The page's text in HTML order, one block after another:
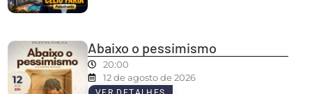
Abaixo o pessimismo
20:00
12 de agosto de 2026